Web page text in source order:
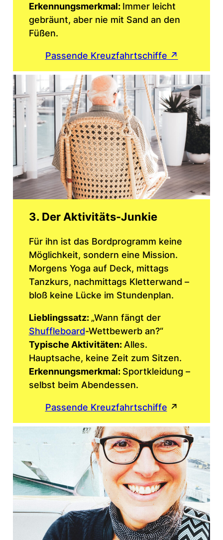
Erkennungsmerkmal: Immer leicht
gebräunt, aber nie mit Sand an den
Füßen.
Passende Kreuzfahrtschiffe ↗
3. Der Aktivitäts-Junkie
Für ihn ist das Bordprogramm keine
Möglichkeit, sondern eine Mission.
Morgens Yoga auf Deck, mittags
Tanzkurs, nachmittags Kletterwand –
bloß keine Lücke im Stundenplan.
Lieblingssatz: „Wann fängt der
Shuffleboard-Wettbewerb an?“
Typische Aktivitäten: Alles.
Hauptsache, keine Zeit zum Sitzen.
Erkennungsmerkmal: Sportkleidung –
selbst beim Abendessen.
Passende Kreuzfahrtschiffe ↗